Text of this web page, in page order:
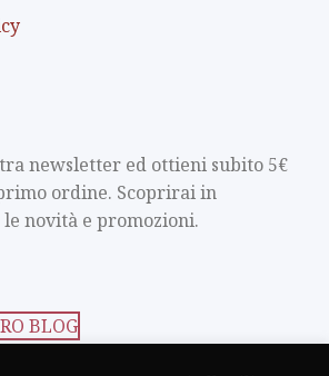
newsletter ed ottieni subito 5€
ordine. Scoprirai in
novità e promozioni.
BLOG